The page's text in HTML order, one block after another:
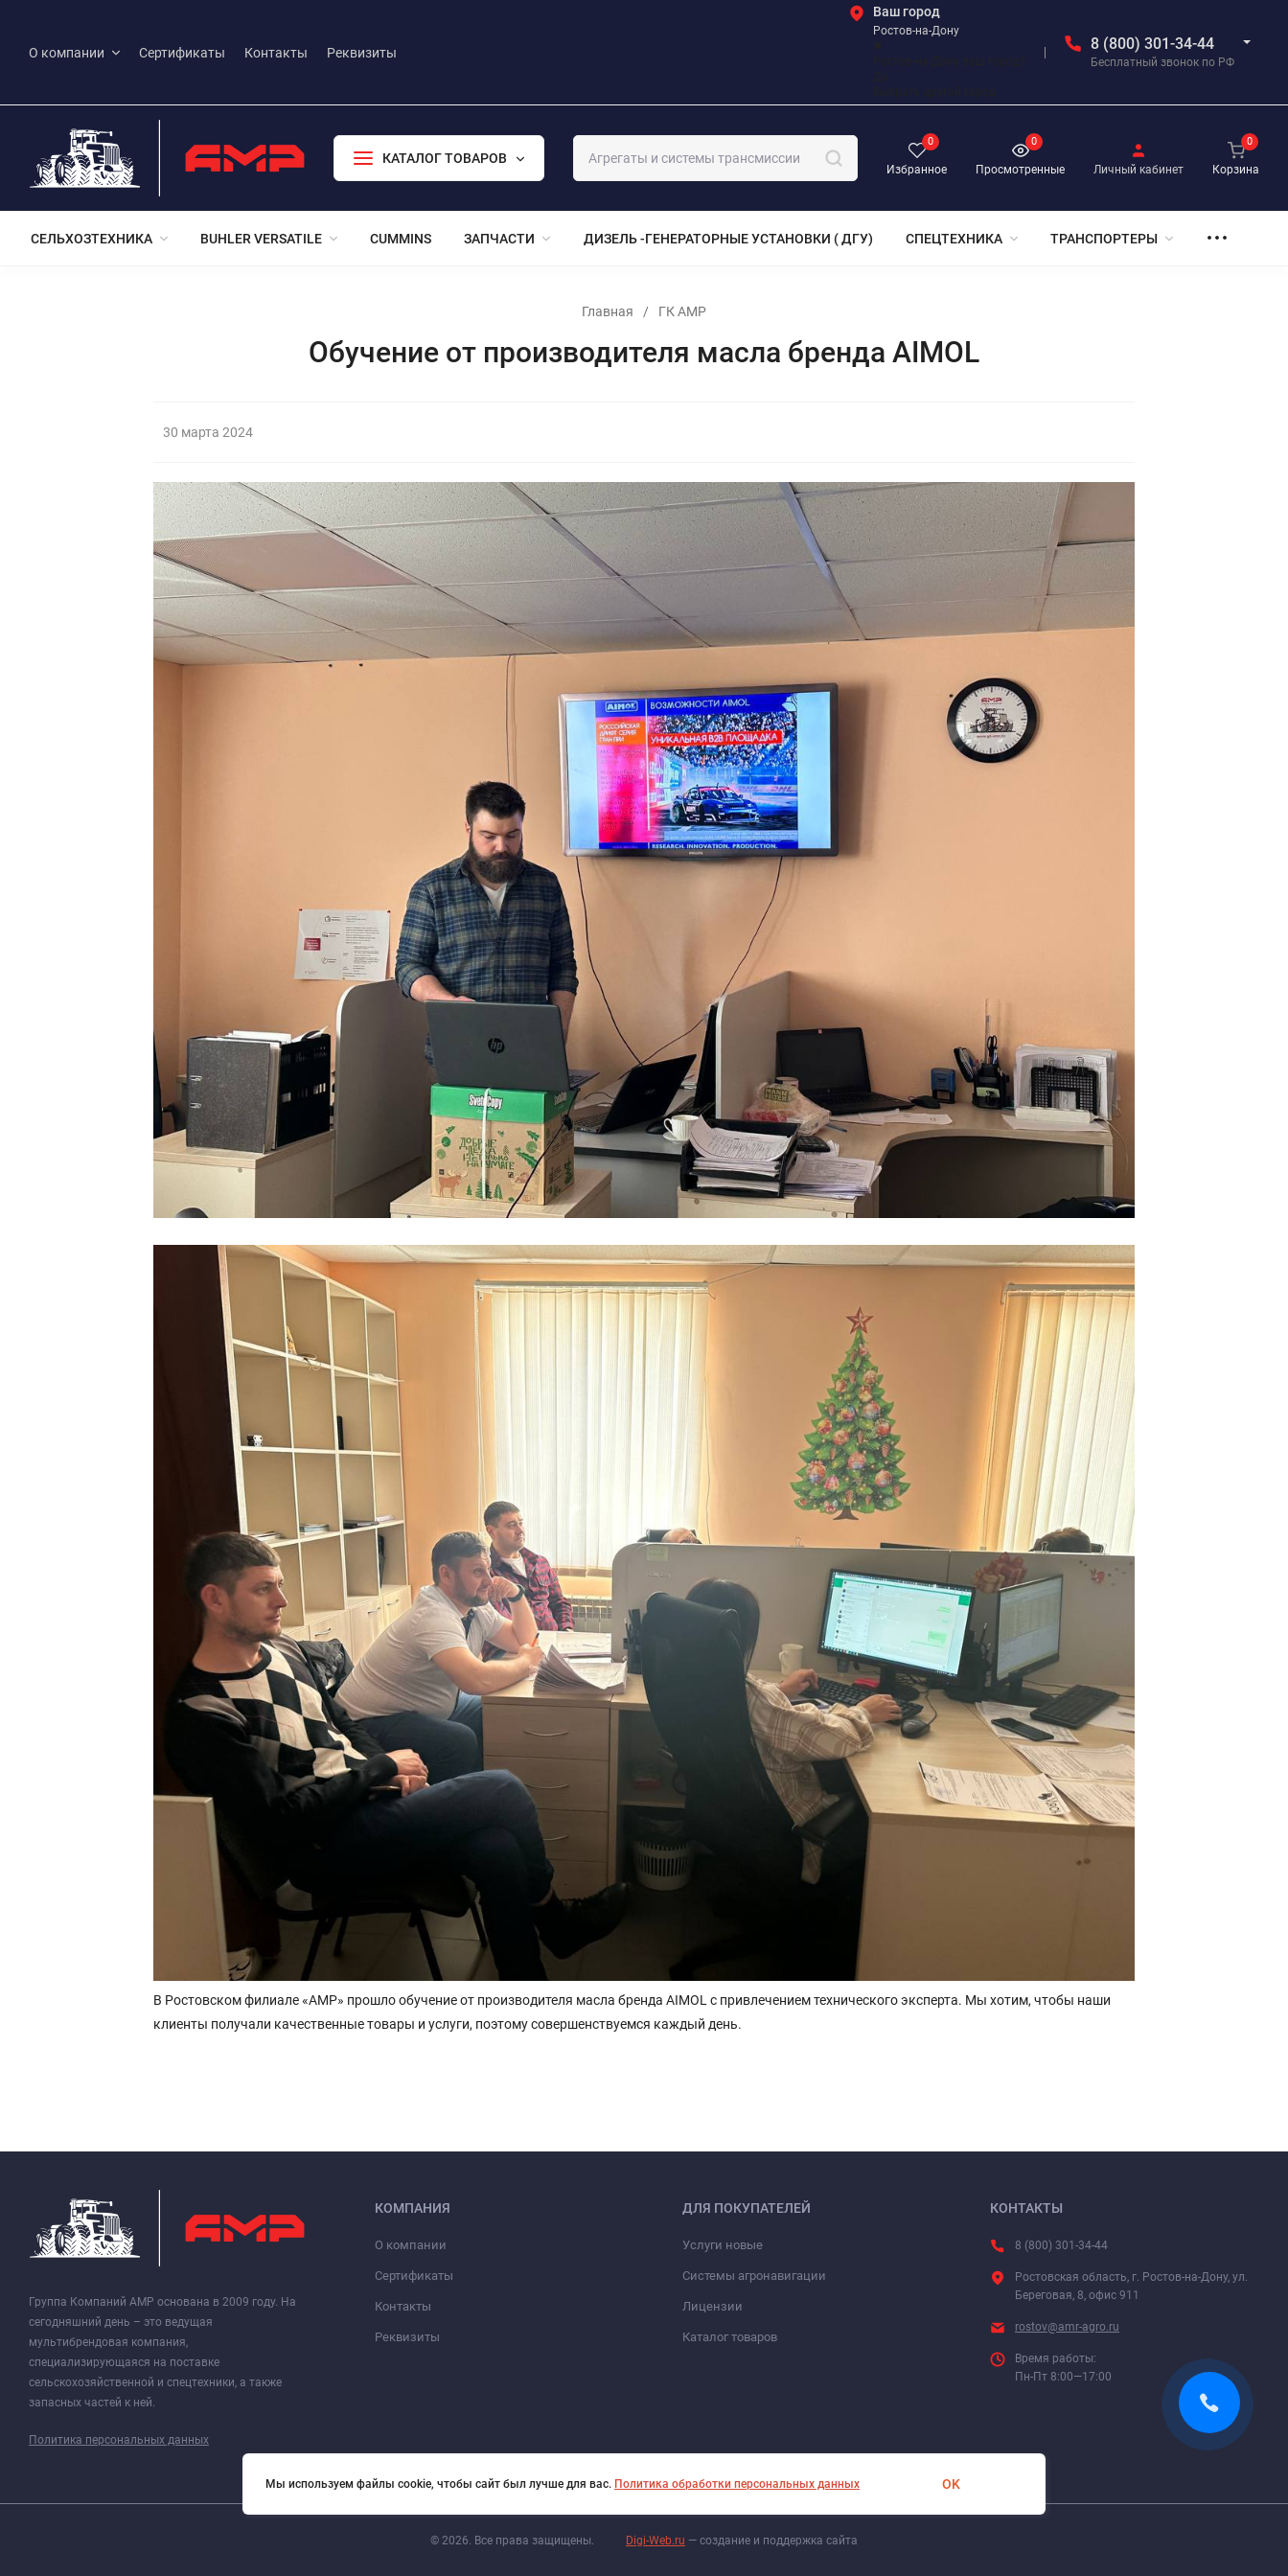
О компании Сертификаты Контакты Реквизиты
Ваш город
Ростов-на-Дону
8 (800) 301-34-44
Бесплатный звонок по РФ
КАТАЛОГ ТОВАРОВ
Избранное
0
Просмотренные
0
Личный кабинет Корзина
0
СЕЛЬХОЗТЕХНИКА BUHLER VERSATILE CUMMINS ЗАПЧАСТИ ДИЗЕЛЬ -ГЕНЕРАТОРНЫЕ УСТАНОВКИ ( ДГУ) СПЕЦТЕХНИКА ТРАНСПОРТЕРЫ
Главная / ГК АМР
Обучение от производителя масла бренда AIMOL
30 марта 2024
В Ростовском филиале «АМР» прошло обучение от производителя масла бренда AIMOL с привлечением технического эксперта. Мы хотим, чтобы наши
клиенты получали качественные товары и услуги, поэтому совершенствуемся каждый день.
Группа Компаний АМР основана в 2009 году. На
сегодняшний день – это ведущая
мультибрендовая компания,
специализирующаяся на поставке
сельскохозяйственной и спецтехники, а также
запасных частей к ней.
Политика персональных данных
КОМПАНИЯ
О компании
Сертификаты
Контакты
Реквизиты
ДЛЯ ПОКУПАТЕЛЕЙ
Услуги новые
Системы агронавигации
Лицензии
Каталог товаров
КОНТАКТЫ
8 (800) 301-34-44
Ростовская область, г. Ростов-на-Дону, ул.
Береговая, 8, офис 911
rostov@amr-agro.ru
Время работы:
Пн-Пт 8:00—17:00
© 2026. Все права защищены. Digi-Web.ru — создание и поддержка сайта
Мы используем файлы cookie, чтобы сайт был лучше для вас. Политика обработки персональных данных OK